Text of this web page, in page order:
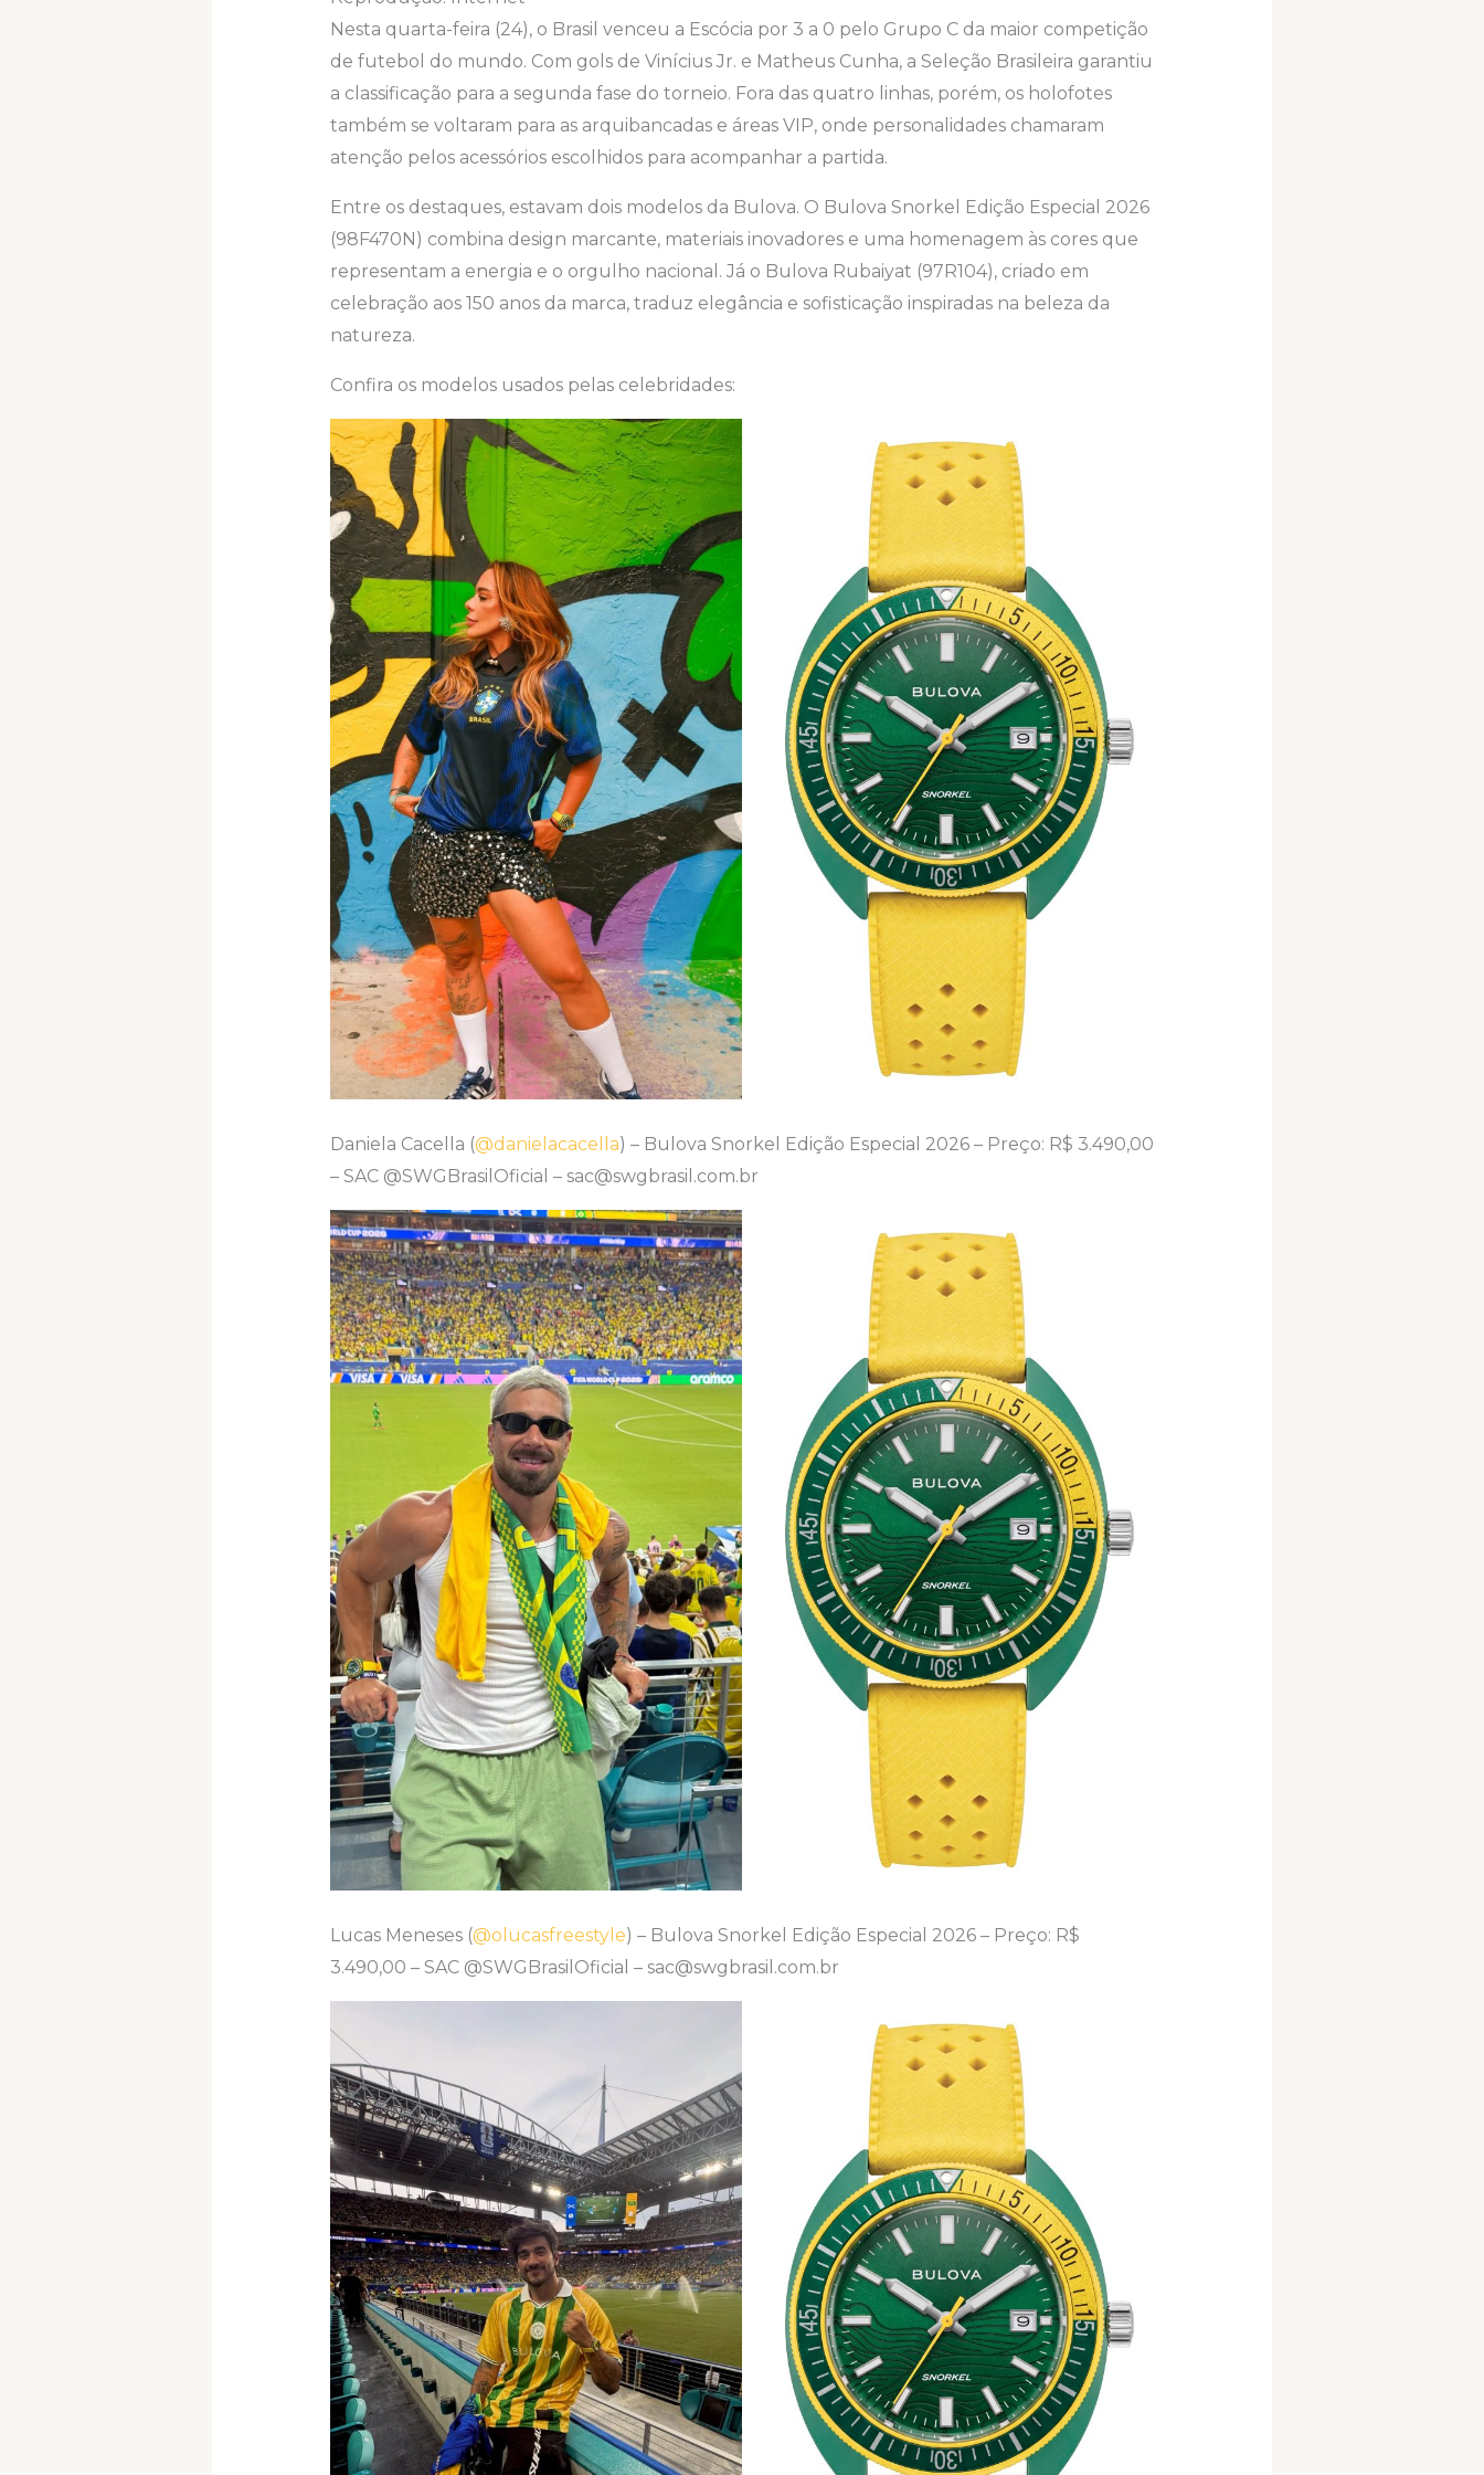
Nesta quarta-feira (24), o Brasil venceu a Escócia por 3 a 0 pelo Grupo C da maior competição
de futebol do mundo. Com gols de Vinícius Jr. e Matheus Cunha, a Seleção Brasileira garantiu
a classificação para a segunda fase do torneio. Fora das quatro linhas, porém, os holofotes
também se voltaram para as arquibancadas e áreas VIP, onde personalidades chamaram
atenção pelos acessórios escolhidos para acompanhar a partida.
Entre os destaques, estavam dois modelos da Bulova. O Bulova Snorkel Edição Especial 2026
(98F470N) combina design marcante, materiais inovadores e uma homenagem às cores que
representam a energia e o orgulho nacional. Já o Bulova Rubaiyat (97R104), criado em
celebração aos 150 anos da marca, traduz elegância e sofisticação inspiradas na beleza da
natureza.
Confira os modelos usados pelas celebridades:
Daniela Cacella (@danielacacella) – Bulova Snorkel Edição Especial 2026 – Preço: R$ 3.490,00
– SAC @SWGBrasilOficial – sac@swgbrasil.com.br
Lucas Meneses (@olucasfreestyle) – Bulova Snorkel Edição Especial 2026 – Preço: R$
3.490,00 – SAC @SWGBrasilOficial – sac@swgbrasil.com.br